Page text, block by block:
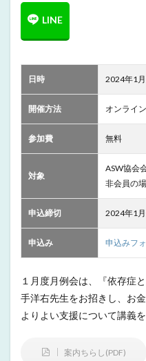
日時 2024年1
開催方法 オンライン
参加費 無料
対象
ASW協会
非会員の
申込締切 2024年1
申込み 申込みフ
１月度月例会は、『依存症
手洋右先生をお招きし、お
よりよい支援について講義
案内ちらし(PDF)